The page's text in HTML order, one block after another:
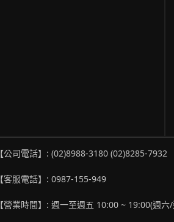
【公司電話】: (02)8988-3180 (02)8285-7932
【客服電話】: 0987-155-949
【營業時間】: 週一至週五 10:00 ~ 19:00(週